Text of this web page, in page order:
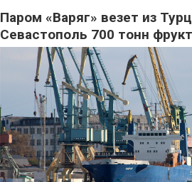
Паром «Варяг» везет из
Севастополь 700 тонн